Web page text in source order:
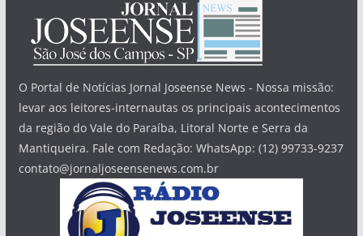
O Portal de Notícias Jornal Joseense News - Nossa missão:
levar aos leitores-internautas os principais acontecimentos
da região do Vale do Paraíba, Litoral Norte e Serra da
Mantiqueira. Fale com Redação: WhatsApp: (12) 99733-9237
contato@jornaljoseensenews.com.br